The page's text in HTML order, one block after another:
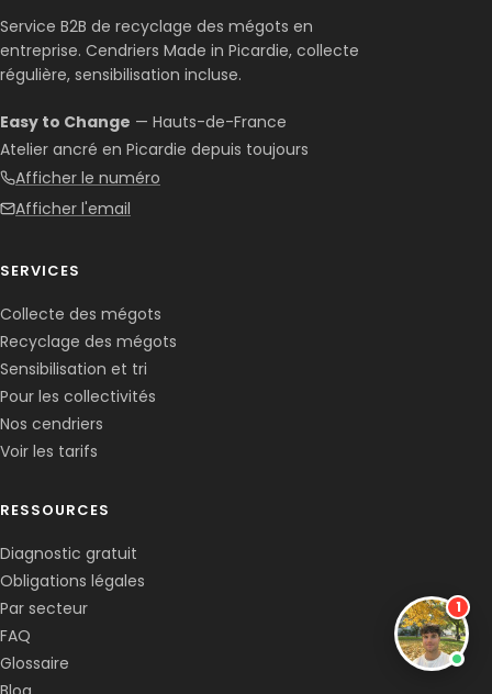
Service B2B de recyclage des mégots en
entreprise. Cendriers Made in Picardie, collecte
régulière, sensibilisation incluse.
Easy to Change — Hauts-de-France
Atelier ancré en Picardie depuis toujours
Afficher le numéro
Afficher l'email
SERVICES
Collecte des mégots
Recyclage des mégots
Sensibilisation et tri
Pour les collectivités
Nos cendriers
Voir les tarifs
RESSOURCES
Diagnostic gratuit
Obligations légales
Par secteur
FAQ
Glossaire
1